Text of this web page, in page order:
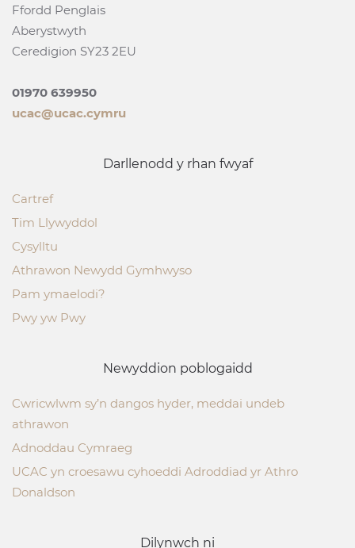
Ffordd Penglais
Aberystwyth
Ceredigion SY23 2EU
01970 639950
ucac@ucac.cymru
Darllenodd y rhan fwyaf
Cartref
Tim Llywyddol
Cysylltu
Athrawon Newydd Gymhwyso
Pam ymaelodi?
Pwy yw Pwy
Newyddion poblogaidd
Cwricwlwm sy’n dangos hyder, meddai undeb
athrawon
Adnoddau Cymraeg
UCAC yn croesawu cyhoeddi Adroddiad yr Athro
Donaldson
Dilynwch ni